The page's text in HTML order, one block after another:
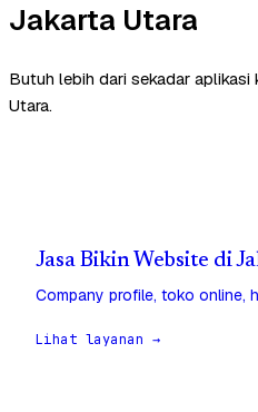
Jakarta Utara
Butuh lebih dari sekadar
Utara.
Jasa Bikin Website di
Company profile, toko online,
Lihat layanan →